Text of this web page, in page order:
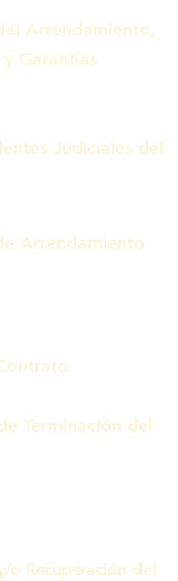
Arrendamiento,
Garantías
Judiciales del
Arrendamiento
Terminación del
o Recuperación del